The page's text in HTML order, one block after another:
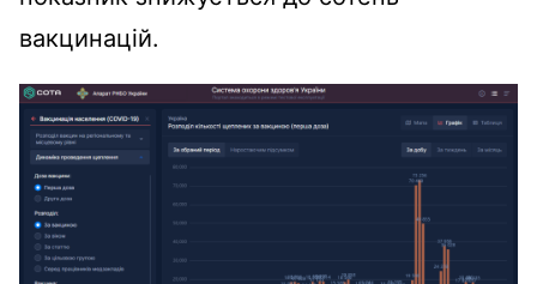
вакцинацій.